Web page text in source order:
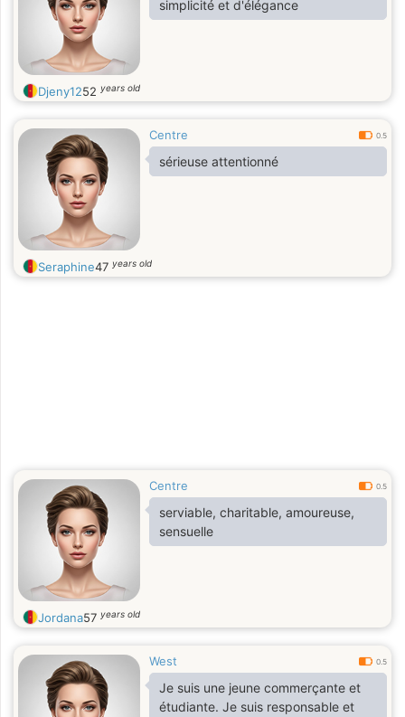
simplicité et d'élégance
Djeny1252 years old
Centre 0.5
sérieuse attentionné
Seraphine47 years old
Centre 0.5
serviable, charitable, amoureuse,
sensuelle
Jordana57 years old
West 0.5
Je suis une jeune commerçante et
étudiante. Je suis responsable et